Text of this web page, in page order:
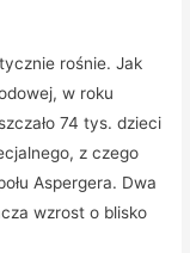
rośnie. Jak
w roku
74 tys. dzieci
z czego
Aspergera. Dwa
wzrost o blisko